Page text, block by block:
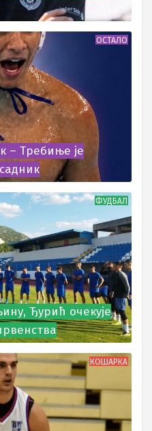
ОСТАЛО
– Требиње је
ФУДБАЛ
Ђурић очекује
КОШАРКА